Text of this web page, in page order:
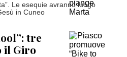
Le esequie avranno luogo
in Cuneo
tre
il Giro